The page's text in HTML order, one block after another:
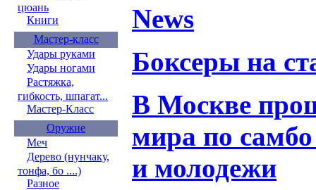
цюань
Книги
Мастер-класс
Удары руками
Удары ногами
Растяжка,
гибкость, шпагат...
Мастер-Класс
Оружие
Меч
Дерево (нунчаку,
тонфа, бо ....)
Разное
News
Боксеры на
В Москве
мира по самбо
и молодежи